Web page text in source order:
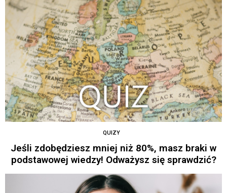
QUIZY
Jeśli zdobędziesz mniej niż 80%, masz braki w
podstawowej wiedzy! Odważysz się sprawdzić?